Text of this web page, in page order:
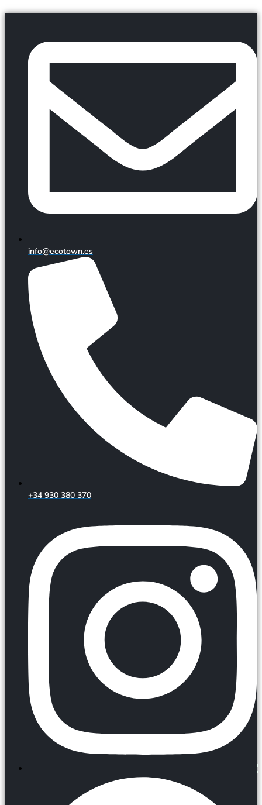
Ir
info@ecotown.es
+34 930 380 370